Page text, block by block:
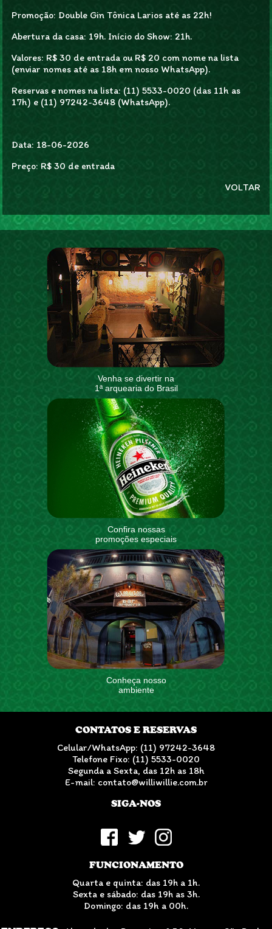
Promoção: Double Gin Tônica Larios até as 22h!
Abertura da casa: 19h. Início do Show: 21h.
Valores: R$ 30 de entrada ou R$ 20 com nome na lista
(enviar nomes até as 18h em nosso WhatsApp).
Reservas e nomes na lista: (11) 5533-0020 (das 11h as
17h) e (11) 97242-3648 (WhatsApp).
Data: 18-06-2026
Preço: R$ 30 de entrada
VOLTAR
Venha se divertir na
1ª arquearia do Brasil
Confira nossas
promoções especiais
Conheça nosso
ambiente
CONTATOS E RESERVAS
Celular/WhatsApp: (11) 97242-3648
Telefone Fixo: (11) 5533-0020
Segunda a Sexta, das 12h as 18h
E-mail: contato@williwillie.com.br
SIGA-NOS
FUNCIONAMENTO
Quarta e quinta: das 19h a 1h.
Sexta e sábado: das 19h as 3h.
Domingo: das 19h a 00h.